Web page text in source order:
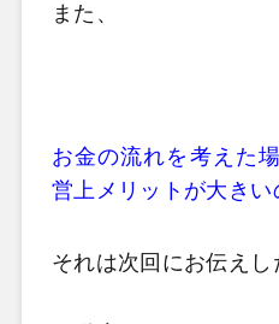
また、
お金の流れを考えた
営上メリットが大きい
それは次回にお伝え